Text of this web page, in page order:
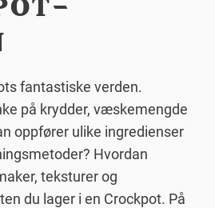
fantastiske verden.
på krydder, væskemengde
oppfører ulike ingredienser
Hvordan
teksturer og
du lager i en Crockpot. På